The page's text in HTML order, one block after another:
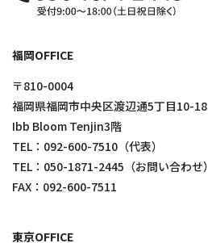
福岡OFFICE
〒810-0004
福岡県福岡市中央区渡辺通5丁目10-18
Ibb Bloom Tenjin3階
TEL： 092-600-7510 （代表）
TEL： 050-1871-2445 （お問い合わせ）
FAX：092-600-7511
東京OFFICE